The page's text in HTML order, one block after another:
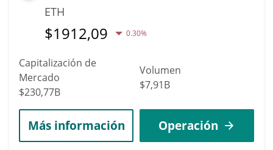
ETH
$1912,09 0.30%
Capitalización de
Mercado
$230,77B
Volumen
$7,91B
Más información Operación